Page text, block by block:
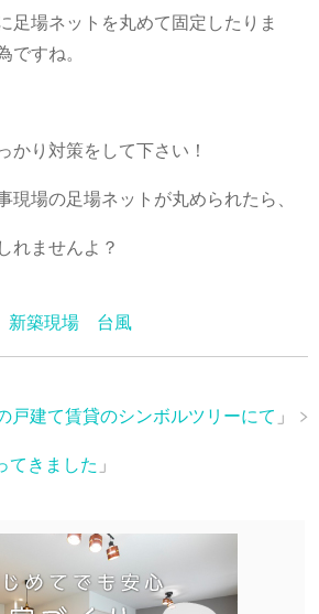
足場ネットを丸めて固定したりま
ですね。
かり対策をして下さい！
現場の足場ネットが丸められたら、
れませんよ？
築現場 台風
戸建て賃貸のシンボルツリーにて 」
てきました 」